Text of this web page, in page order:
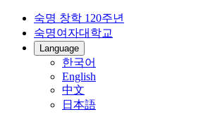
숙명 창학 120주년
숙명여자대학교
Language
한국어
English
中文
日本語